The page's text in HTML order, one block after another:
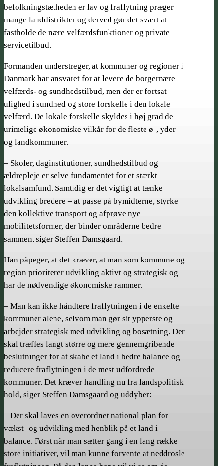
befolkningstætheden er lav og fraflytning præger
mange landdistrikter og derved gør det svært at
fastholde de nære velfærdsfunktioner og private
servicetilbud.
Formanden understreger, at kommuner og regioner i
Danmark har ansvaret for at levere de borgernære
velfærds- og sundheds­tilbud, men der er fortsat
ulighed i sundhed og store forskelle i den lokale
velfærd. De lokale forskelle skyldes i høj grad de
urimelige økonomiske vilkår for de fleste ø-, yder-
og landkommuner.
– Skoler, daginstitutioner, sundheds­tilbud og
ældrepleje er selve fundamentet for et stærkt
lokalsamfund. Samtidig er det vigtigt at tænke
udvikling bredere – at passe på bymidterne, styrke
den kollektive transport og afprøve nye
mobilitetsformer, der binder områderne bedre
sammen, siger Steffen Damsgaard.
Han påpeger, at det kræver, at man som kommune og
region prioriterer udvikling aktivt og strategisk og
har de nødvendige økonomiske rammer.
– Man kan ikke håndtere fraflytningen i de enkelte
kommuner alene, selvom man gør sit ypperste og
arbejder strategisk med udvikling og bosætning. Der
skal træffes langt større og mere gennemgribende
beslutninger for at skabe et land i bedre balance og
reducere fraflytningen i de mest udfordrede
kommuner. Det kræver handling nu fra landspolitisk
hold, siger Steffen Damsgaard og uddyber:
– Der skal laves en overordnet national plan for
vækst- og udvikling med henblik på et land i
balance. Først når man sætter gang i en lang række
store initiativer, vil man kunne forvente at neddrosle